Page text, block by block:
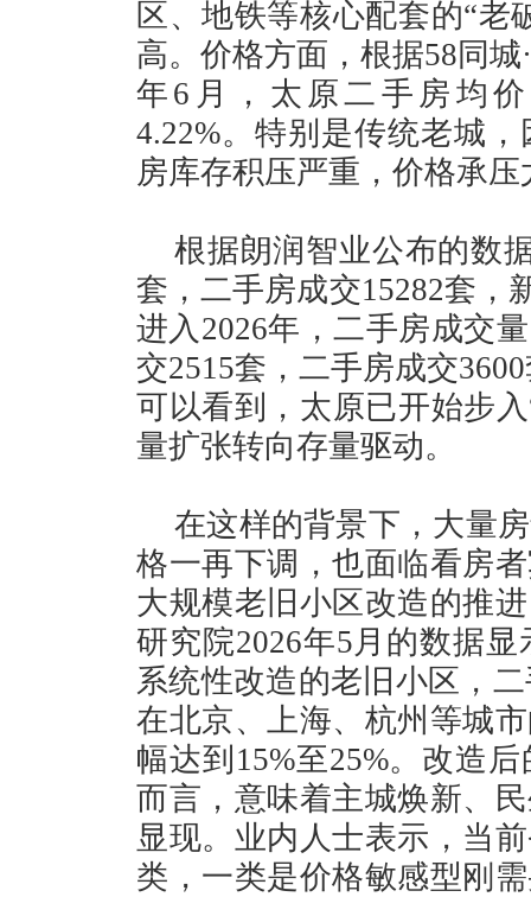
区、地铁等核心配套的“老
高。价格方面，根据58同
年6月，太原二手房均
4.22%。特别是传统老城
房库存积压严重，价格承
根据朗润智业公布的数
套，二手房成交15282套，
进入2026年，二手房成交
交2515套，二手房成交
可以看到，太原已开始步
量扩张转向存量驱动。
在这样的背景下，大量
格一再下调，也面临看房
大规模老旧小区改造的推
研究院2026年5月的数据
系统性改造的老旧小区，
在北京、上海、杭州等城
幅达到15%至25%。改造
而言，意味着主城焕新、
显现。业内人士表示，当
类，一类是价格敏感型刚